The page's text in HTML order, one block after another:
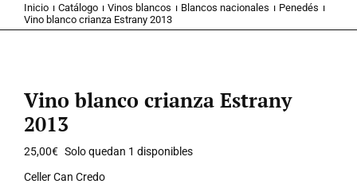
Inicio Catálogo Vinos blancos Blancos nacionales
Penedés
Vino blanco crianza Estrany 2013
Vino blanco crianza Estrany
2013
25,00€ Solo quedan 1 disponibles
Celler Can Credo